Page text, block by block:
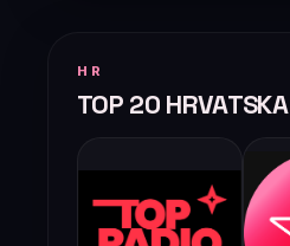
HR
TOP 20 HRVATSKA